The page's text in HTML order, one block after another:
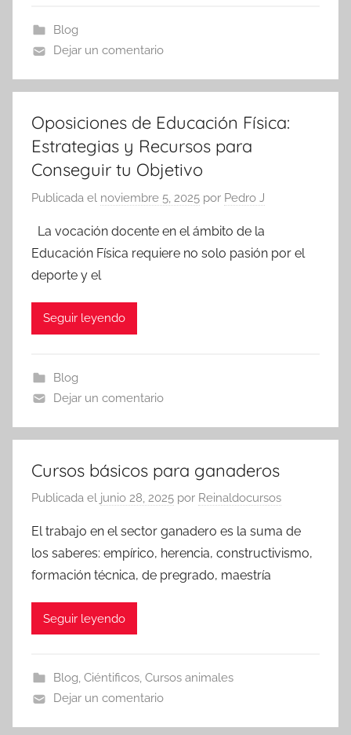
Blog
Dejar un comentario
Oposiciones de Educación Física:
Estrategias y Recursos para
Conseguir tu Objetivo
Publicada el noviembre 5, 2025 por Pedro J
La vocación docente en el ámbito de la
Educación Física requiere no solo pasión por el
deporte y el
Seguir leyendo
Blog
Dejar un comentario
Cursos básicos para ganaderos
Publicada el junio 28, 2025 por Reinaldocursos
El trabajo en el sector ganadero es la suma de
los saberes: empírico, herencia, constructivismo,
formación técnica, de pregrado, maestría
Seguir leyendo
Blog, Ciéntificos, Cursos animales
Dejar un comentario